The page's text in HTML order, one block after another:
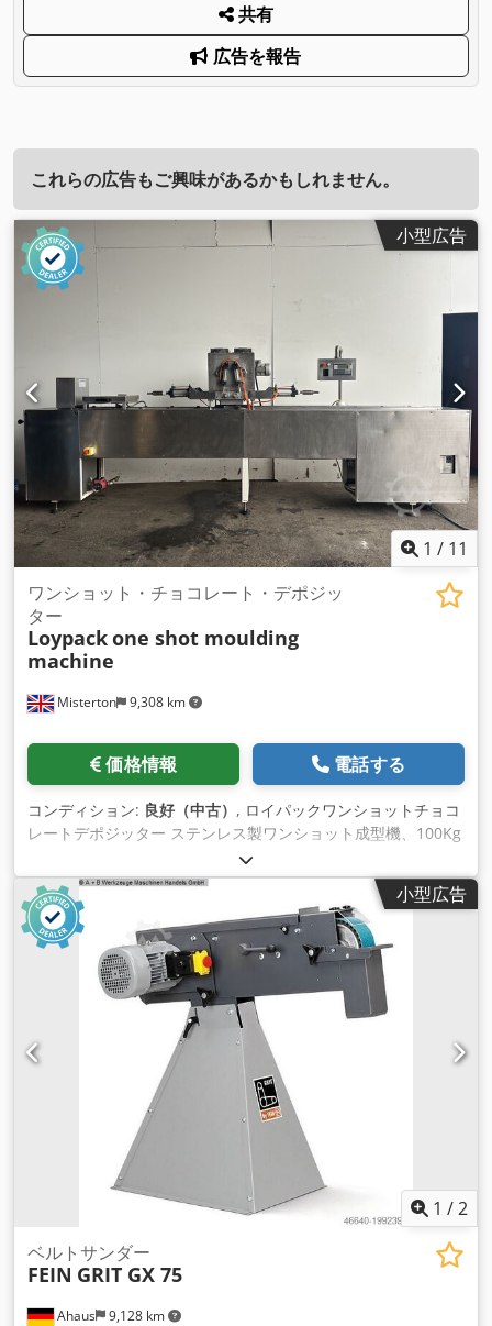
共有
広告を報告
これらの広告もご興味があるかもしれません。
小型広告
1 / 11
Misterton 9,308 km
ワンショット・チョコレート・デポジッ
ター
Loypackone shot moulding
machine
価格情報 電話する
コンディション: 良好（中古） , ロイパックワンショットチョコ
レートデポジッター ステンレス製ワンショット成型機、100Kg
ツインホッパー、モールドはデネスターに装填、温度調節可
能、速度可変、加熱水タンク、ネオ ポリタン製造用モールド
300種以上付属、3相電源 Cedsmqm E Repfx Ak Heha小型広告
1 /2
Ahaus 9,128 km
ベルトサンダー
FEIN GRIT GX 75